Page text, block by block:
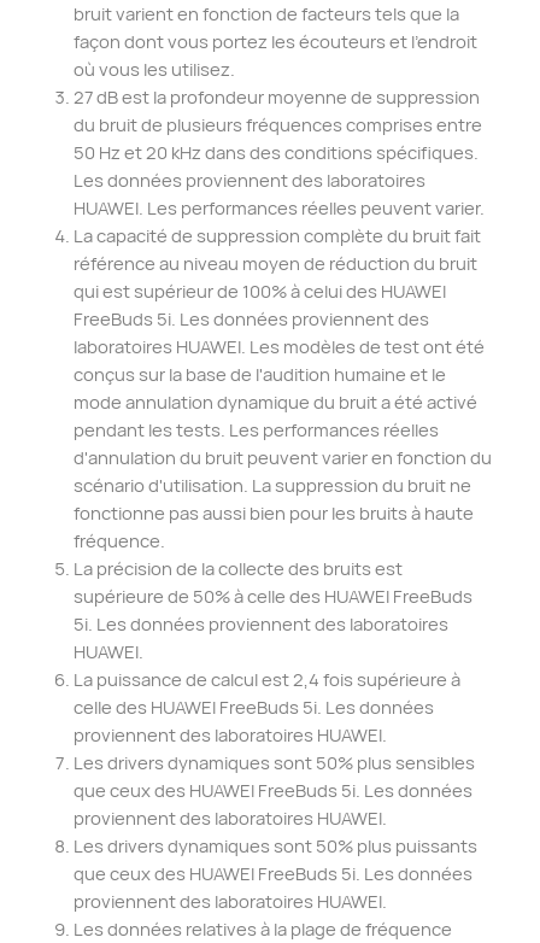
bruit varient en fonction de facteurs tels que la
façon dont vous portez les écouteurs et l'endroit
où vous les utilisez.
27 dB est la profondeur moyenne de suppression
du bruit de plusieurs fréquences comprises entre
50 Hz et 20 kHz dans des conditions spécifiques.
Les données proviennent des laboratoires
HUAWEI. Les performances réelles peuvent varier.
La capacité de suppression complète du bruit fait
référence au niveau moyen de réduction du bruit
qui est supérieur de 100% à celui des HUAWEI
FreeBuds 5i. Les données proviennent des
laboratoires HUAWEI. Les modèles de test ont été
conçus sur la base de l'audition humaine et le
mode annulation dynamique du bruit a été activé
pendant les tests. Les performances réelles
d'annulation du bruit peuvent varier en fonction du
scénario d'utilisation. La suppression du bruit ne
fonctionne pas aussi bien pour les bruits à haute
fréquence.
La précision de la collecte des bruits est
supérieure de 50% à celle des HUAWEI FreeBuds
5i. Les données proviennent des laboratoires
HUAWEI.
La puissance de calcul est 2,4 fois supérieure à
celle des HUAWEI FreeBuds 5i. Les données
proviennent des laboratoires HUAWEI.
Les drivers dynamiques sont 50% plus sensibles
que ceux des HUAWEI FreeBuds 5i. Les données
proviennent des laboratoires HUAWEI.
Les drivers dynamiques sont 50% plus puissants
que ceux des HUAWEI FreeBuds 5i. Les données
proviennent des laboratoires HUAWEI.
Les données relatives à la plage de fréquence